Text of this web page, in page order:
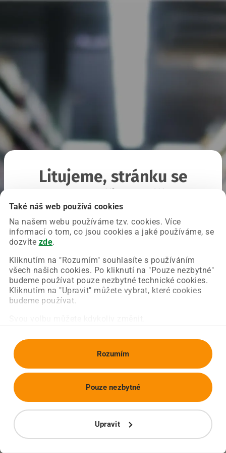
Také náš web používá cookies
Na našem webu používáme tzv. cookies. Více
informací o tom, co jsou cookies a jaké používáme, se
dozvíte zde.
Kliknutím na "Rozumím" souhlasíte s používáním
všech našich cookies. Po kliknutí na "Pouze nezbytné"
budeme používat pouze nezbytné technické cookies.
Kliknutím na "Upravit" můžete vybrat, které cookies
budeme používat.
Rozumím
Upravit
Pouze nezbytné
Litujeme, stránku se
Chyba nastala na naší straně a už ji opravujeme.
Zkuste prosím znovu načíst požadovanou stránku.
Obnovit stránku Úvodní strana